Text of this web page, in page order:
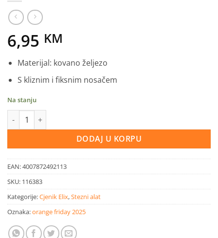
6,95 KM
Materijal: kovano željezo
S kliznim i fiksnim nosačem
Na stanju
LUX 8 Ellix Stega 250x80 mm količina
DODAJ U KORPU
EAN:4007872492113
SKU: 116383
Kategorije:Cjenik Elix,Stezni alat
Oznaka:orange friday 2025